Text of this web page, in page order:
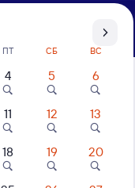
ПТ СБ ВС
4 5 6
11 12 13
18 19 20